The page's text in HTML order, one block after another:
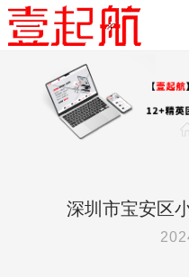
深圳市宝安区